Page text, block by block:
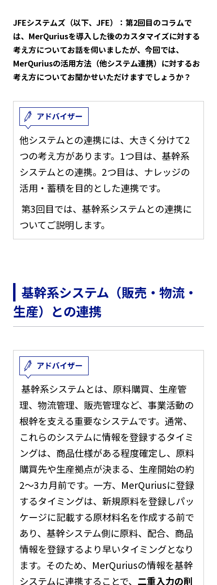
JFEシステムズ（以下、JFE）：第2回目のコラムで
は、 MerQuriusを導入した後のカスタマイズに対する
考え方についてお話を伺いましたが、今回では、
MerQuriusの活用方法（他システム連携）に対するお
考え方についてお聞かせいただけますでしょうか？
他システムとの連携には、大きく分けて2
つの考え方があります。 1つ目は、基幹系
システムとの連携。 2つ目は、ナレッジの
活用・蓄積を目的とした連携です。
第3回目では、基幹系システムとの連携に
ついてご説明します。
基幹系システム（販売・物流・
生産）との連携
基幹系システムとは、原料購買、生産管
理、物流管理、販売管理など、事業活動の
根幹を支える重要なシステムです。通常、
これらのシステムに情報を登録するタイミ
ングは、商品仕様がある程度確定し、原料
購買先や生産拠点が決まる、生産開始の約
2～3カ月前です。一方、 MerQuriusに登録
するタイミングは、新規原料を登録しパッ
ケージに記載する原材料名を作成する前で
あり、基幹システム側に原料、配合、商品
情報を登録するより早いタイミングとなり
ます。そのため、 MerQuriusの情報を基幹
システムに連携することで、 二重入力の削